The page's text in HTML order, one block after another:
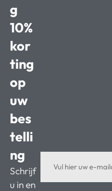
g
10%
kor
ting
op
uw
bes
telli
ng
Schrijf
u in en